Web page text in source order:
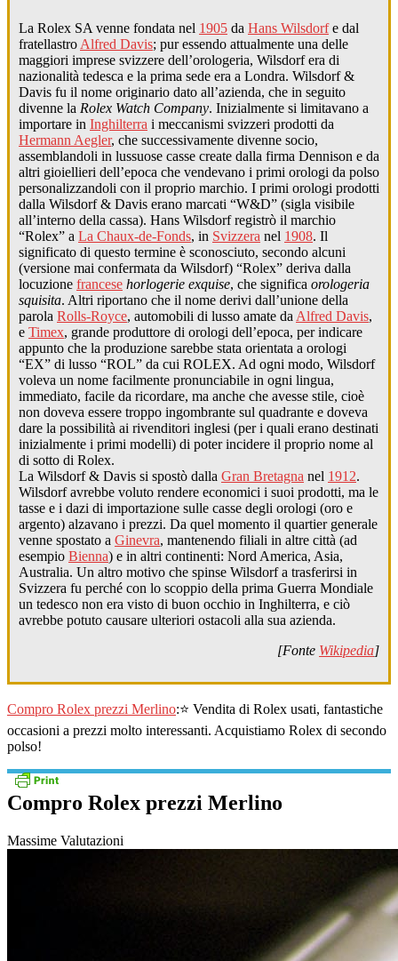
La Rolex SA venne fondata nel 1905 da Hans Wilsdorfe dal
fratellastro Alfred Davis; pur essendo attualmente una delle
maggiori imprese svizzere dell’orologeria, Wilsdorf era di
nazionalità tedesca e la prima sede era a Londra. Wilsdorf &
Davis fu il nome originario dato all’azienda, che in seguito
divenne la Rolex Watch Company. Inizialmente si limitavano a
importare in Inghilterra i meccanismi svizzeri prodotti da
Hermann Aegler, che successivamente divenne socio,
assemblandoli in lussuose casse create dalla firma Dennison e da
altri gioiellieri dell’epoca che vendevano i primi orologi da polso
personalizzandoli con il proprio marchio. I primi orologi prodotti
dalla Wilsdorf & Davis erano marcati “W&D” (sigla visibile
all’interno della cassa). Hans Wilsdorf registrò il marchio
“Rolex” a La Chaux-de-Fonds, in Svizzera nel 1908. Il
significato di questo termine è sconosciuto, secondo alcuni
(versione mai confermata da Wilsdorf) “Rolex” deriva dalla
locuzione francese horlogerie exquise, che significa orologeria
squisita. Altri riportano che il nome derivi dall’unione della
parola Rolls-Royce, automobili di lusso amate da Alfred Davis,
e Timex, grande produttore di orologi dell’epoca, per indicare
appunto che la produzione sarebbe stata orientata a orologi
“EX” di lusso “ROL” da cui ROLEX. Ad ogni modo, Wilsdorf
voleva un nome facilmente pronunciabile in ogni lingua,
immediato, facile da ricordare, ma anche che avesse stile, cioè
non doveva essere troppo ingombrante sul quadrante e doveva
dare la possibilità ai rivenditori inglesi (per i quali erano destinati
inizialmente i primi modelli) di poter incidere il proprio nome al
di sotto di Rolex.
La Wilsdorf & Davis si spostò dalla Gran Bretagna nel 1912.
Wilsdorf avrebbe voluto rendere economici i suoi prodotti, ma le
tasse e i dazi di importazione sulle casse degli orologi (oro e
argento) alzavano i prezzi. Da quel momento il quartier generale
venne spostato a Ginevra, mantenendo filiali in altre città (ad
esempio Bienna) e in altri continenti: Nord America, Asia,
Australia. Un altro motivo che spinse Wilsdorf a trasferirsi in
Svizzera fu perché con lo scoppio della prima Guerra Mondiale
un tedesco non era visto di buon occhio in Inghilterra, e ciò
avrebbe potuto causare ulteriori ostacoli alla sua azienda.
[Fonte Wikipedia]
Compro Rolex prezzi Merlino:⭐ Vendita di Rolex usati, fantastiche
occasioni a prezzi molto interessanti. Acquistiamo Rolex di secondo
polso!
Compro Rolex prezzi Merlino
Massime Valutazioni